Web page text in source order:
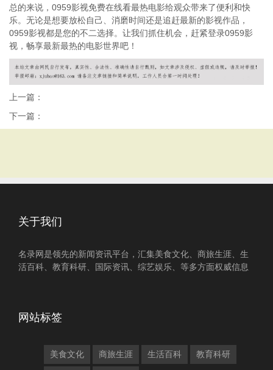
总的来说，0959影视免费在线看最热电影给观众带来了便利和快
乐。无论是想要放松自己、消磨时间还是追赶最新的影视作品，
0959影视都是您的不二选择。让我们抓住机会，赶紧登录0959影
视，畅享最新最热的电影世界吧！
上一篇：
下一篇：
关于我们
名录网是领先的新闻资讯平台，汇集美食文化、商旅生涯、生
活百科、教育科研、国际资讯、综艺娱乐、等多方面权威信息
网站标签
美食文化 商旅生涯 生活百科 教育科研